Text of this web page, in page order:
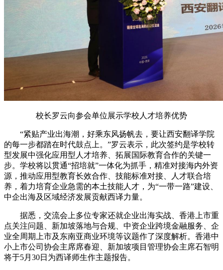
校长罗云向参会单位展示学校人才培养优势
“紧贴产业出海潮，好乘东风扬帆去，要让西安翻译学院
的每一步都踏在时代鼓点上。”罗云表示，此次签约是学校转
型发展中强化应用型人才培养、拓展国际教育合作的关键一
步。学校将以贯通“招培就”一体化为抓手，精准对接海内外资
源，推动应用型教育长效合作、技能标准对接、人才联合培
养，着力培育企业急需的本土技能人才，为“一带一路”建设、
中企出海及区域经济发展贡献西译力量。
据悉，交流会上多位专家还就企业出海实战、香港上市重
点关注问题、新加坡落地与合规、中资企业跨境金融服务、企
业全周期上市及东南亚商业环境等议题作了深度解析。香港中
小上市公司协会主席席春迎、新加坡项目管理协会主席石智明
将于5月30日为西译师生作主题报告。